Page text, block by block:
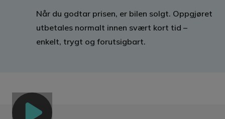
Når du godtar prisen, er bilen solgt. Oppgjøret
utbetales normalt innen svært kort tid –
enkelt, trygt og forutsigbart.